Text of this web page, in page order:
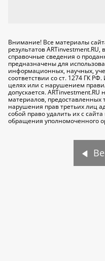
Внимание! Все материалы
результатов
справочные сведения о
предназначены для
информационных, научных,
соответствии со ст. 1274 ГК
целях или с нарушением
допускается.
материалов,
нарушения прав третьих лиц
собой право удалить их с
обращения уполномоченного